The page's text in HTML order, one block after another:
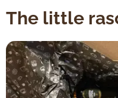
The little